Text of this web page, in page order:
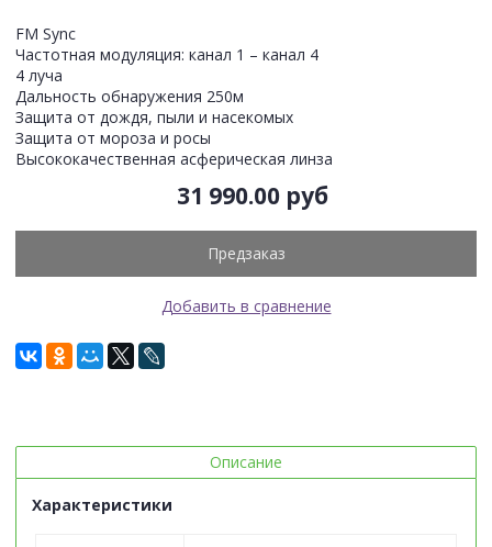
FM Sync
Частотная модуляция: канал 1 – канал 4
4 луча
Дальность обнаружения 250м
Защита от дождя, пыли и насекомых
Защита от мороза и росы
Высококачественная асферическая линза
31 990.00 руб
Предзаказ
Добавить в сравнение
Описание
Характеристики